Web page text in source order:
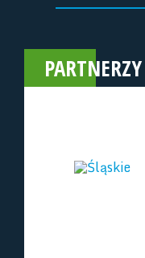
PARTNERZY